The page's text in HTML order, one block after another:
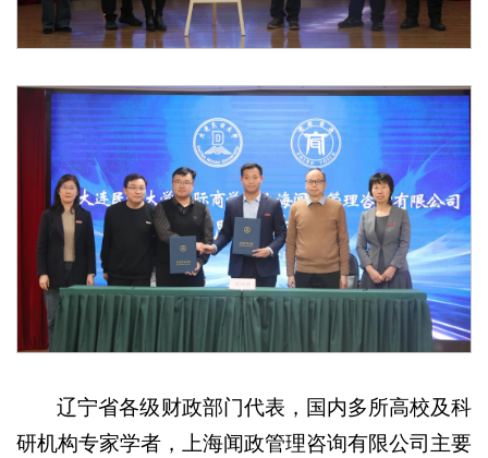
辽宁省各级财政部门代表，国内多所高校及科
研机构专家学者，上海闻政管理咨询有限公司主要